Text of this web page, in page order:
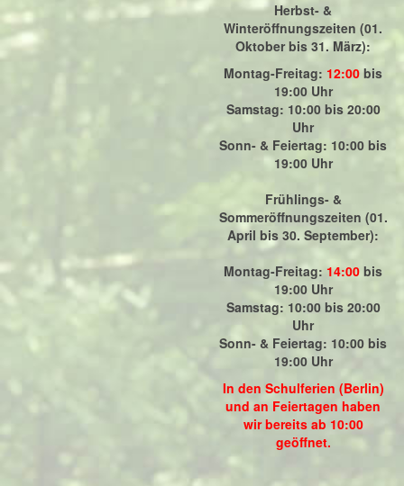
Herbst- &
Winteröffnungszeiten (01.
Oktober bis 31. März):
Montag-Freitag: 12:00 bis
19:00 Uhr
Samstag: 10:00 bis 20:00
Uhr
Sonn- & Feiertag: 10:00 bis
19:00 Uhr
Frühlings- &
Sommeröffnungszeiten (01.
April bis 30. September):
Montag-Freitag: 14:00 bis
19:00 Uhr
Samstag: 10:00 bis 20:00
Uhr
Sonn- & Feiertag: 10:00 bis
19:00 Uhr
In den Schulferien (Berlin)
und an Feiertagen haben
wir bereits ab 10:00
geöffnet.